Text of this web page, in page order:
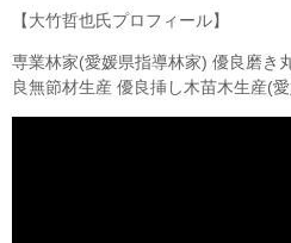
【大竹哲也氏プロフィール】
専業林家(愛媛県指導林家) 優良磨き
良無節材生産 優良挿し木苗木生産(